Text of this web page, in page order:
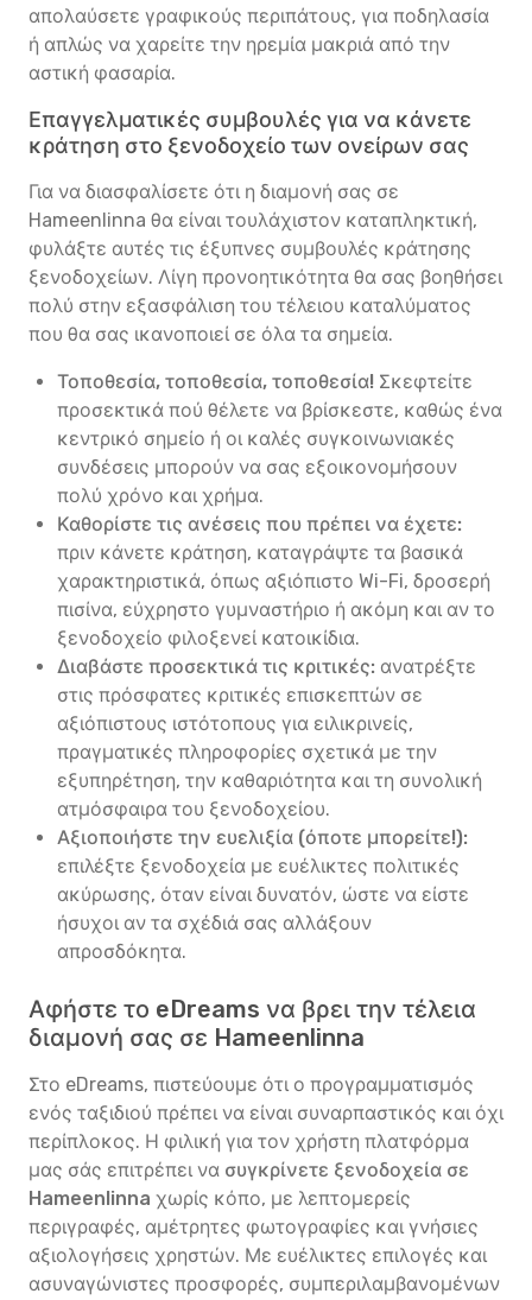
απολαύσετε γραφικούς περιπάτους, για ποδηλασία
ή απλώς να χαρείτε την ηρεμία μακριά από την
αστική φασαρία.
Επαγγελματικές συμβουλές για να κάνετε
κράτηση στο ξενοδοχείο των ονείρων σας
Για να διασφαλίσετε ότι η διαμονή σας σε
Hameenlinna θα είναι τουλάχιστον καταπληκτική,
φυλάξτε αυτές τις έξυπνες συμβουλές κράτησης
ξενοδοχείων. Λίγη προνοητικότητα θα σας βοηθήσει
πολύ στην εξασφάλιση του τέλειου καταλύματος
που θα σας ικανοποιεί σε όλα τα σημεία.
Τοποθεσία, τοποθεσία, τοποθεσία! Σκεφτείτε
προσεκτικά πού θέλετε να βρίσκεστε, καθώς ένα
κεντρικό σημείο ή οι καλές συγκοινωνιακές
συνδέσεις μπορούν να σας εξοικονομήσουν
πολύ χρόνο και χρήμα.
Καθορίστε τις ανέσεις που πρέπει να έχετε:
πριν κάνετε κράτηση, καταγράψτε τα βασικά
χαρακτηριστικά, όπως αξιόπιστο Wi-Fi, δροσερή
πισίνα, εύχρηστο γυμναστήριο ή ακόμη και αν το
ξενοδοχείο φιλοξενεί κατοικίδια.
Διαβάστε προσεκτικά τις κριτικές: ανατρέξτε
στις πρόσφατες κριτικές επισκεπτών σε
αξιόπιστους ιστότοπους για ειλικρινείς,
πραγματικές πληροφορίες σχετικά με την
εξυπηρέτηση, την καθαριότητα και τη συνολική
ατμόσφαιρα του ξενοδοχείου.
Αξιοποιήστε την ευελιξία (όποτε μπορείτε!):
επιλέξτε ξενοδοχεία με ευέλικτες πολιτικές
ακύρωσης, όταν είναι δυνατόν, ώστε να είστε
ήσυχοι αν τα σχέδιά σας αλλάξουν
απροσδόκητα.
Αφήστε το eDreams να βρει την τέλεια
διαμονή σας σε Hameenlinna
Στο eDreams, πιστεύουμε ότι ο προγραμματισμός
ενός ταξιδιού πρέπει να είναι συναρπαστικός και όχι
περίπλοκος. Η φιλική για τον χρήστη πλατφόρμα
μας σάς επιτρέπει να συγκρίνετε ξενοδοχεία σε
Hameenlinna χωρίς κόπο, με λεπτομερείς
περιγραφές, αμέτρητες φωτογραφίες και γνήσιες
αξιολογήσεις χρηστών. Με ευέλικτες επιλογές και
ασυναγώνιστες προσφορές, συμπεριλαμβανομένων